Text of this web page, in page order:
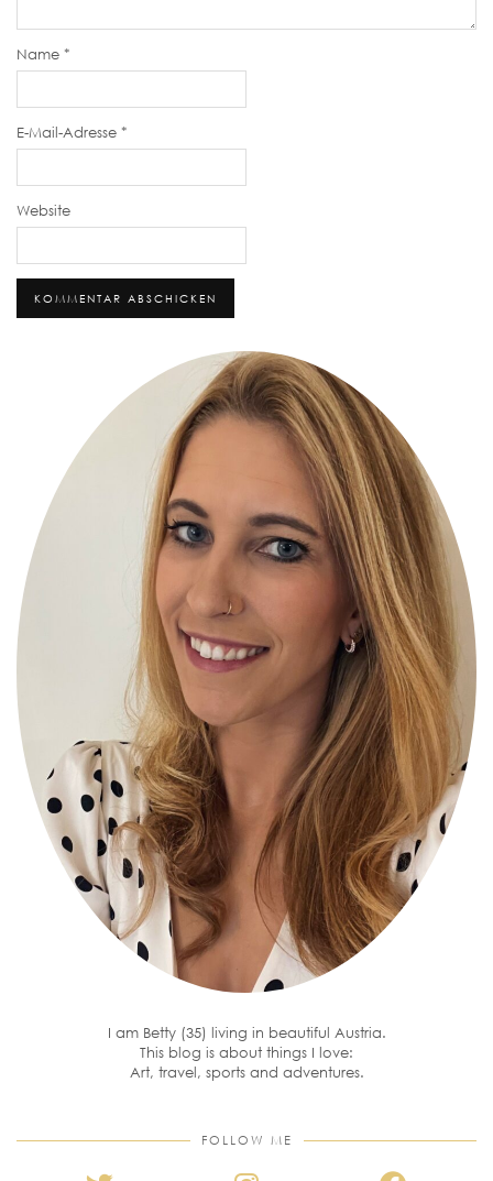
Name *
E-Mail-Adresse *
Website
I am Betty (35) living in beautiful Austria.
This blog is about things I love:
Art, travel, sports and adventures.
FOLLOW ME